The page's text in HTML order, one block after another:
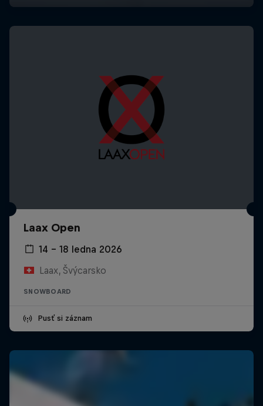
Laax Open
14 – 18 ledna 2026
Laax, Švýcarsko
SNOWBOARD
Pusť si záznam